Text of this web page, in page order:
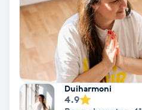
Hälsprickor
Idrottsmassage
Duiharmoni
4.9